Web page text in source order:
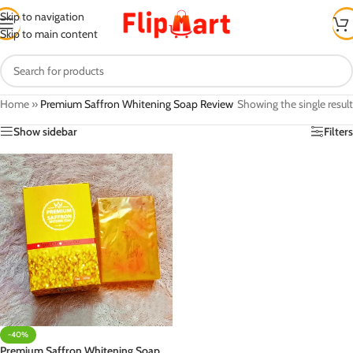
Skip to navigation
Skip to main content
Home » Premium Saffron Whitening Soap Review Showing the single result
Show sidebar
Filters
-40%